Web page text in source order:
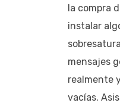
la compra
instalar
mensajes
realmente
vacías.